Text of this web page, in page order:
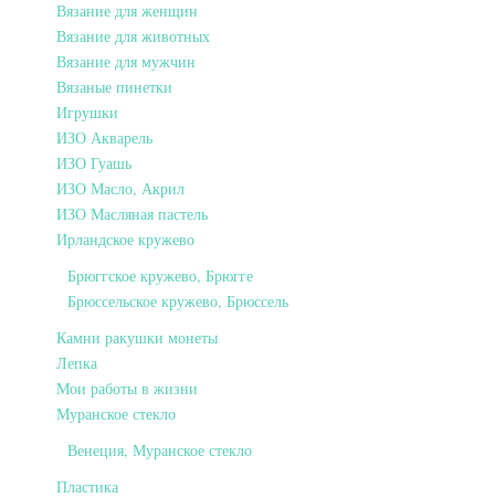
Вязание для женщин
Вязание для животных
Вязание для мужчин
Вязаные пинетки
Игрушки
ИЗО Акварель
ИЗО Гуашь
ИЗО Масло, Акрил
ИЗО Масляная пастель
Ирландское кружево
Брюггское кружево, Брюгге
Брюссельское кружево, Брюссель
Камни ракушки монеты
Лепка
Мои работы в жизни
Муранское стекло
Венеция, Муранское стекло
Пластика